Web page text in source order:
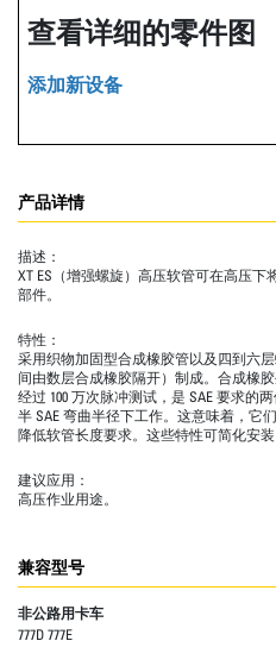
查看详细的零件图
添加新设备
产品详情
描述：
XT ES（增强螺旋）高压软管可在高压
部件。
特性：
采用织物加固型合成橡胶管以及四到六
间由数层合成橡胶隔开）制成。合成橡
经过 100 万次脉冲测试，是 SAE 要求的
半 SAE 弯曲半径下工作。这意味着，它
降低软管长度要求。这些特性可简化安
建议应用：
高压作业用途。
兼容型号
非公路用卡车
777D 777E